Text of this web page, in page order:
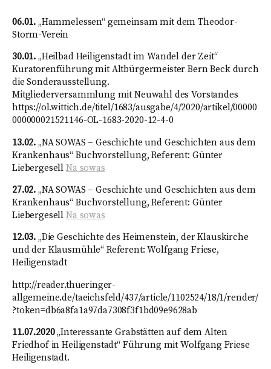
06.01. „Hammelessen“ gemeinsam mit dem Theodor-
Storm-Verein
30.01. „Heilbad Heiligenstadt im Wandel der Zeit“
Kuratorenführung mit Altbürgermeister Bern Beck durch
die Sonderausstellung.
Mitgliederversammlung mit Neuwahl des Vorstandes
https://ol.wittich.de/titel/1683/ausgabe/4/2020/artikel/00000
000000021521146-OL-1683-2020-12-4-0
13.02. „NA SOWAS – Geschichte und Geschichten aus dem
Krankenhaus“ Buchvorstellung, Referent: Günter
LiebergesellNa sowas
27.02. „NA SOWAS – Geschichte und Geschichten aus dem
Krankenhaus“ Buchvorstellung, Referent: Günter
LiebergesellNa sowas
12.03. „Die Geschichte des Heimenstein, der Klauskirche
und der Klausmühle“ Referent: Wolfgang Friese,
Heiligenstadt
http://reader.thueringer-
allgemeine.de/taeichsfeld/437/article/1102524/18/1/render/
?token=db6a8fa1a97da7308f3f1bd09e9628ab
11.07.2020„Interessante Grabstätten auf dem Alten
Friedhof in Heiligenstadt“ Führung mit Wolfgang Friese
Heiligenstadt.